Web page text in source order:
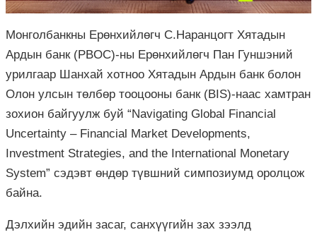
Монголбанкны Ерөнхийлөгч С.Наранцогт Хятадын
Ардын банк (PBOC)-ны Ерөнхийлөгч Пан Гуншэний
урилгаар Шанхай хотноо Хятадын Ардын банк болон
Олон улсын төлбөр тооцооны банк (BIS)-наас хамтран
зохион байгуулж буй “Navigating Global Financial
Uncertainty – Financial Market Developments,
Investment Strategies, and the International Monetary
System” сэдэвт өндөр түвшний симпозиумд оролцож
байна.
Дэлхийн эдийн засаг, санхүүгийн зах зээлд